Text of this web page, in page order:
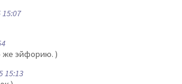
же эйфорию. )
15:13